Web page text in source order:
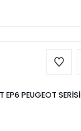
EP6 PEUGEOT SERİSİ